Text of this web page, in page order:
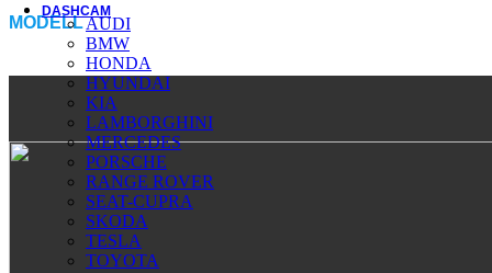
DASHCAM
AUDI
BMW
HONDA
HYUNDAI
KIA
LAMBORGHINI
MERCEDES
PORSCHE
RANGE ROVER
SEAT-CUPRA
SKODA
TESLA
TOYOTA
MODELL